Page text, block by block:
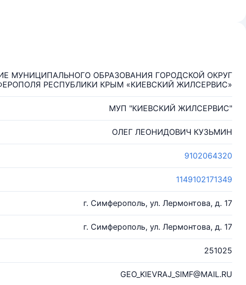
МУНИЦИПАЛЬНОГО ОБРАЗОВАНИЯ ГОРОДСКОЙ ОКРУГ
РЕСПУБЛИКИ КРЫМ «КИЕВСКИЙ ЖИЛСЕРВИС»
МУП "КИЕВСКИЙ ЖИЛСЕРВИС"
ОЛЕГ ЛЕОНИДОВИЧ КУЗЬМИН
9102064320
1149102171349
г. Симферополь, ул. Лермонтова, д. 17
г. Симферополь, ул. Лермонтова, д. 17
251025
GEO_KIEVRAJ_SIMF@MAIL.RU